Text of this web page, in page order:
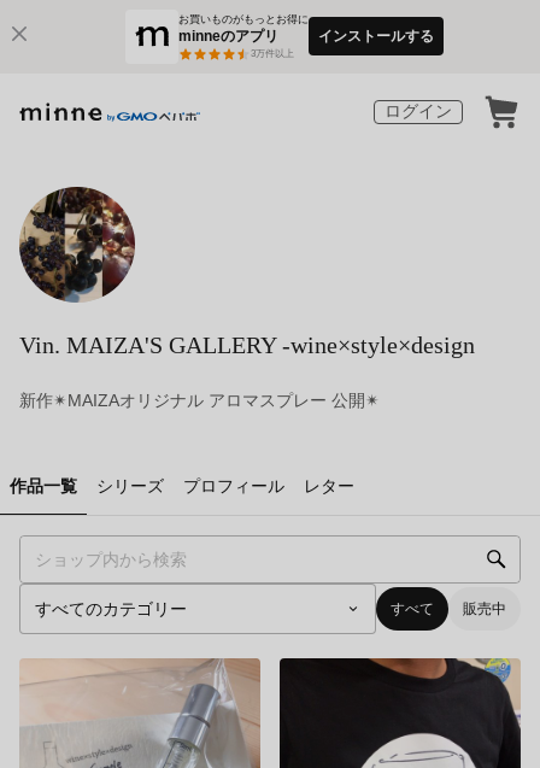
お買いものがもっとお得に
minneのアプリ
3万件以上
インストールする
ログイン
Vin. MAIZA'S GALLERY -wine×style×design
新作✴︎MAIZAオリジナル アロマスプレー 公開✴︎
作品一覧 シリーズ プロフィール レター
すべて 販売中